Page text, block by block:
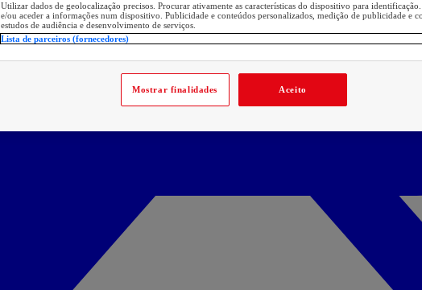
Utilizar dados de geolocalização precisos. Procurar ativamente as características do dispositivo para
e/ou aceder a informações num dispositivo. Publicidade e conteúdos personalizados, medição de publicidade e
estudos de audiência e desenvolvimento de serviços.
Lista de parceiros (fornecedores)
Mostrar finalidades Aceito